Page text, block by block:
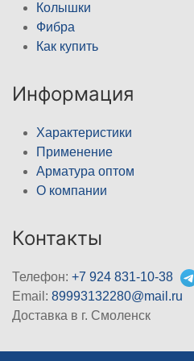
Колышки
Фибра
Как купить
Информация
Характеристики
Применение
Арматура оптом
О компании
Контакты
Телефон: +7 924 831-10-38
Email: 89993132280@mail.ru
Доставка в г. Смоленск